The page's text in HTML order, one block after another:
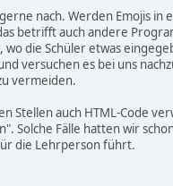
nach. Werden Emojis in
betrifft auch andere
die Schüler etwas
versuchen es bei uns
vermeiden.
Stellen auch HTML-Code
Solche Fälle hatten wir
die Lehrperson führt.